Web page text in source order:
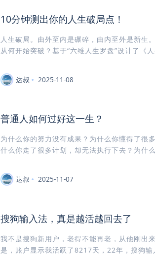
10分钟测出你的人生破局点！
人生破局。由外至内是碾碎，由内至外是新生
从何开始突破？基于“六维人生罗盘”设计了《
达叔 2025-11-08
普通人如何过好这一生？
为什么你的努力没有成果？为什么你懂得了很
什么你走了很多计划，却无法执行下去？为什
达叔 2025-11-07
搜狗输入法，真是越活越回去了
我不是搜狗新用户，老得不能再老，从他刚出
是，账户显示我活跃了8217天，22年，搜狗